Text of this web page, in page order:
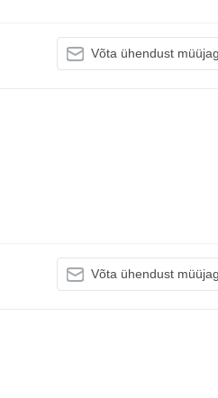
Võta ühendust
Võta ühendust